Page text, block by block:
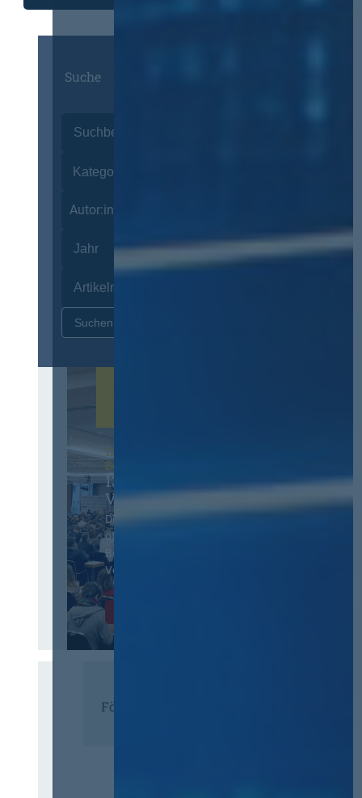
Suche
Autor:innen
12. & 13. November 2026 in
Berlin
13. Deutscher
Vergabetag
Der Jahreskongress für
öffentliches
Beschaffungswesen und
Vergaberecht
Förderer